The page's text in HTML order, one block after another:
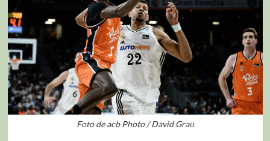
Foto de acb Photo / David Grau